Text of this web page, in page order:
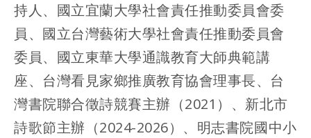
持人、國立宜蘭大學社會責任推動委員會委
員、國立台灣藝術大學社會責任推動委員會
委員、國立東華大學通識教育大師典範講
座、台灣看見家鄉推廣教育協會理事長、台
灣書院聯合徵詩競賽主辦（2021）、新北市
詩歌節主辦（2024-2026）、明志書院國中小